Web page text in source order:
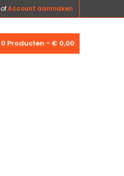
ofAccount aanmaken
0 Producten - € 0,00